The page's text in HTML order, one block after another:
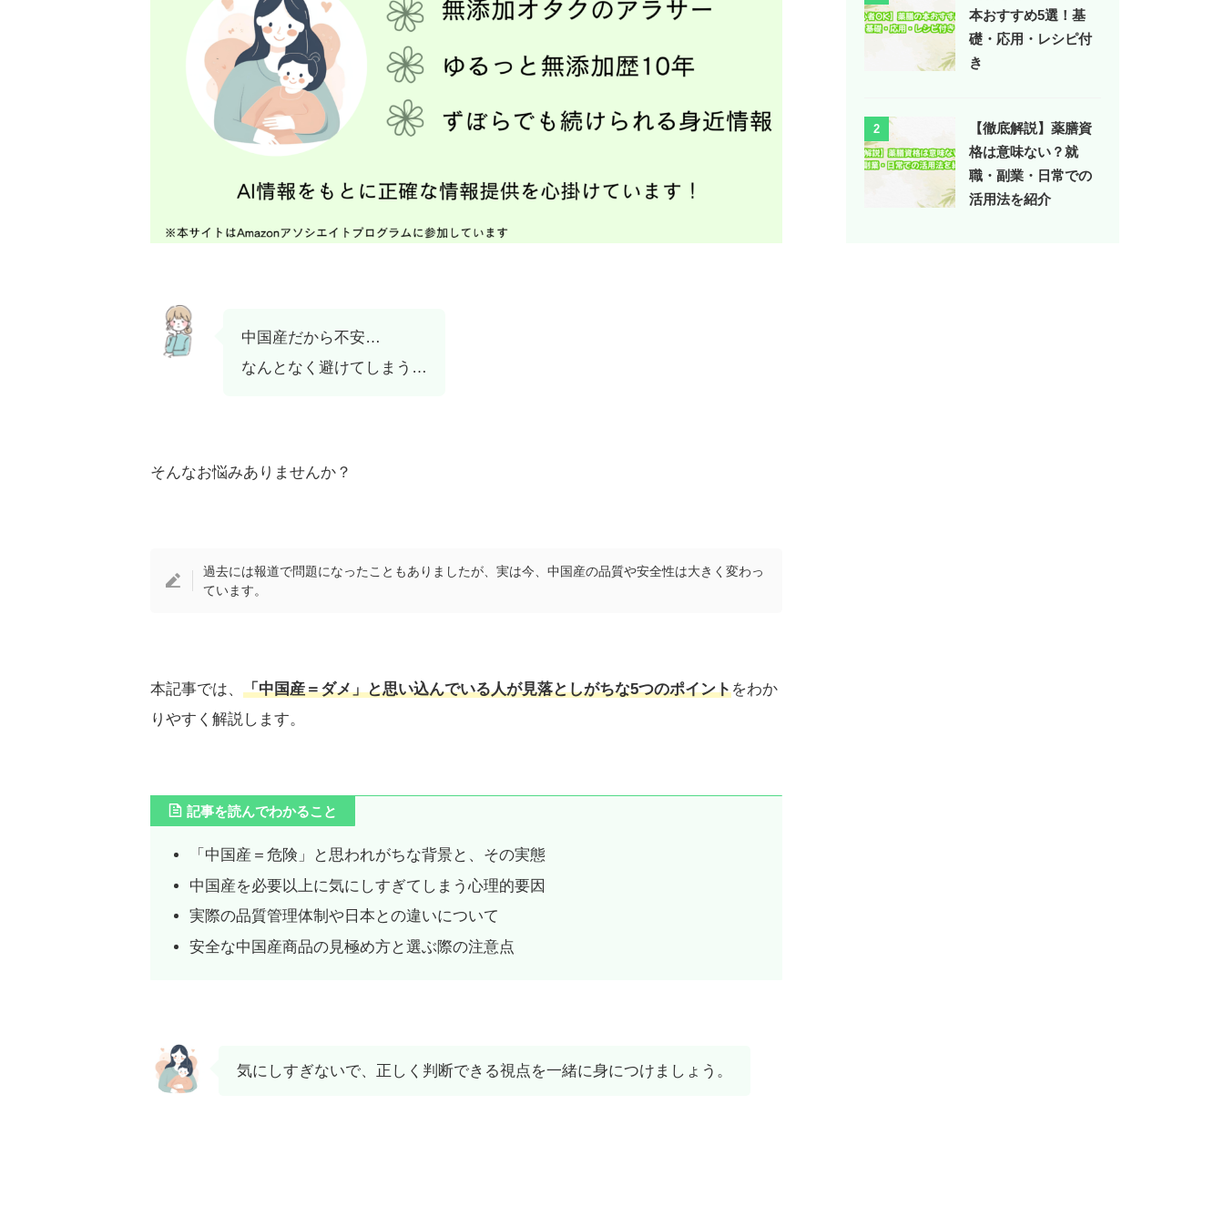
中国産だから不安…
なんとなく避けてしまう…
そんなお悩みありませんか？
過去には報道で問題になったこともありましたが、実は今、中国産の品質や安全性は大きく変わっ
ています。
本記事では、 「中国産＝ダメ」と思い込んでいる人が見落としがちな5つのポイントをわか
りやすく解説します。
記事を読んでわかること
「中国産＝危険」と思われがちな背景と、その実態
中国産を必要以上に気にしすぎてしまう心理的要因
実際の品質管理体制や日本との違いについて
安全な中国産商品の見極め方と選ぶ際の注意点
気にしすぎないで、正しく判断できる視点を一緒に身につけましょう。
本おすすめ5選！基
礎・応用・レシピ付
き
2
【徹底解説】薬膳資
格は意味ない？就
職・副業・日常での
活用法を紹介